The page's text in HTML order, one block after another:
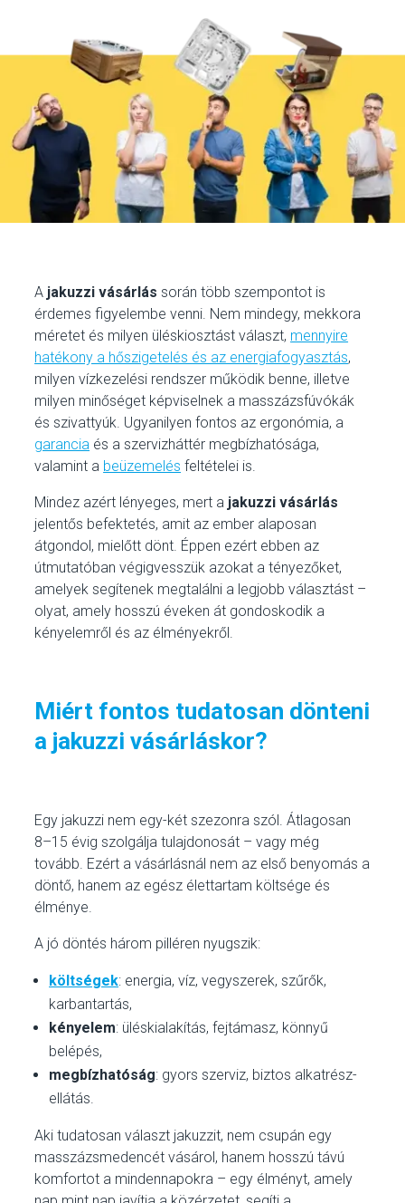
A jakuzzi vásárlás során több szempontot is
érdemes figyelembe venni. Nem mindegy, mekkora
méretet és milyen üléskiosztást választ, mennyire
hatékony a hőszigetelés és az energiafogyasztás,
milyen vízkezelési rendszer működik benne, illetve
milyen minőséget képviselnek a masszázsfúvókák
és szivattyúk. Ugyanilyen fontos az ergonómia, a
garancia és a szervizháttér megbízhatósága,
valamint a beüzemelés feltételei is.
Mindez azért lényeges, mert a jakuzzi vásárlás
jelentős befektetés, amit az ember alaposan
átgondol, mielőtt dönt. Éppen ezért ebben az
útmutatóban végigvesszük azokat a tényezőket,
amelyek segítenek megtalálni a legjobb választást –
olyat, amely hosszú éveken át gondoskodik a
kényelemről és az élményekről.
Miért fontos tudatosan dönteni
a jakuzzi vásárláskor?
Egy jakuzzi nem egy-két szezonra szól. Átlagosan
8–15 évig szolgálja tulajdonosát – vagy még
tovább. Ezért a vásárlásnál nem az első benyomás a
döntő, hanem az egész élettartam költsége és
élménye.
A jó döntés három pilléren nyugszik:
költségek: energia, víz, vegyszerek, szűrők,
karbantartás,
kényelem: üléskialakítás, fejtámasz, könnyű
belépés,
megbízhatóság: gyors szerviz, biztos alkatrész-
ellátás.
Aki tudatosan választ jakuzzit, nem csupán egy
masszázsmedencét vásárol, hanem hosszú távú
komfortot a mindennapokra – egy élményt, amely